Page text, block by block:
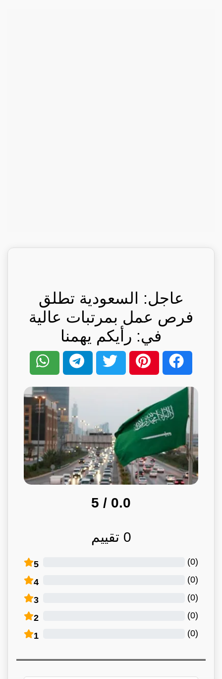
عاجل: السعودية تطلق
فرص عمل بمرتبات عالية
في: رأيكم يهمنا
0.0
/ 5
0 تقييم
5 (
0
)
4 (
0
)
3 (
0
)
2 (
0
)
1 (
0
)